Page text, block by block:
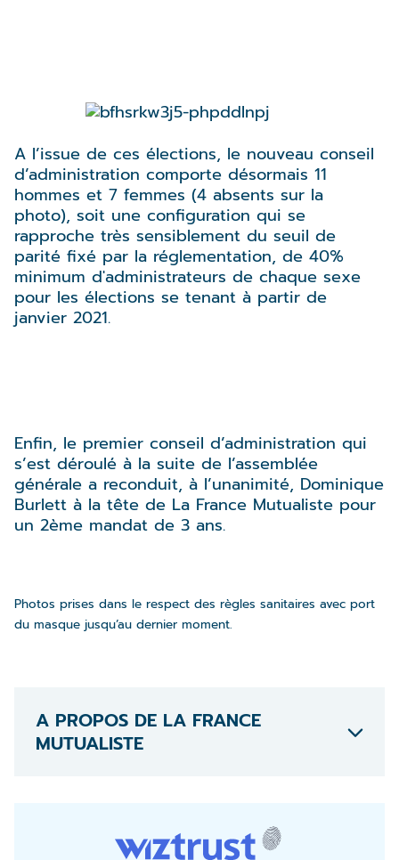
A l’issue de ces élections, le nouveau conseil
d’administration comporte désormais 11
hommes et 7 femmes (4 absents sur la
photo), soit une configuration qui se
rapproche très sensiblement du seuil de
parité fixé par la réglementation, de 40%
minimum d'administrateurs de chaque sexe
pour les élections se tenant à partir de
janvier 2021.
Enfin, le premier conseil d’administration qui
s’est déroulé à la suite de l’assemblée
générale a reconduit, à l’unanimité, Dominique
Burlett à la tête de La France Mutualiste pour
un 2ème mandat de 3 ans.
Photos prises dans le respect des règles sanitaires avec port
du masque jusqu’au dernier moment.
A PROPOS DE LA FRANCE
MUTUALISTE